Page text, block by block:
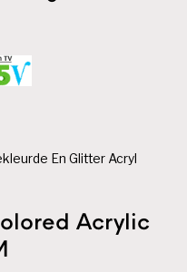
En Glitter Acryl
Acrylic